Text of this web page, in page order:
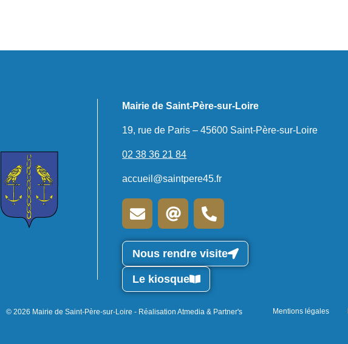
Mairie de Saint-Père-sur-Loire
19, rue de Paris – 45600 Saint-Père-sur-Loire
02 38 36 21 84
accueil@saintpere45.fr
Nous rendre visite
Le kiosque
© 2026 Mairie de Saint-Père-sur-Loire - Réalisation Atmedia & Partner's Mentions légales